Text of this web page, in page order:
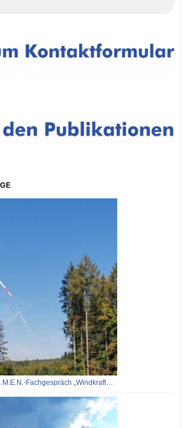
Fachgespräch „Windkraft…